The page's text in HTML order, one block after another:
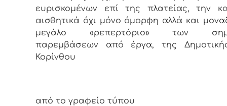
ευρισκομένων επί της πλατείας, την
αισθητικά όχι μόνο όμορφη αλλά και
μεγάλο «ρεπερτόριο» των
παρεμβάσεων από έργα, της
Κορίνθου
από το γραφείο τύπου